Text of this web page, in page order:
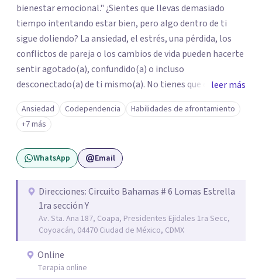
bienestar emocional." ¿Sientes que llevas demasiado
tiempo intentando estar bien, pero algo dentro de ti
sigue doliendo? La ansiedad, el estrés, una pérdida, los
conflictos de pareja o los cambios de vida pueden hacerte
sentir agotado(a), confundido(a) o incluso
desconectado(a) de ti mismo(a). No tienes que enfrentar
este proceso en soledad. Te ofrezco un espacio seguro,
libre de juicios y basado en la empatía, el respeto y la
confidencialidad, donde juntos comprenderemos qué está
ocurriendo y trabajaremos con herramientas respaldadas
por la evidencia para ayudarte a recuperar tu bienestar.
parejas que desean superar la ansiedad, la depresión, el
estrés, los duelos, fortalecer su autoestima, establecer
límites saludables, mejorar sus relaciones y afrontar los
desafíos de la vida con mayor seguridad y equilibrio. Será
un privilegio acompañarte en este camino hacia una vida
con mayor bienestar y tranquilidad.
leer más
Ansiedad Codependencia
Habilidades de afrontamiento
+7 más
WhatsApp Email
Direcciones: Circuito Bahamas # 6 Lomas Estrella
1ra sección Y
Av. Sta. Ana 187, Coapa, Presidentes Ejidales 1ra Secc,
Coyoacán, 04470 Ciudad de México, CDMX
Online
Terapia online